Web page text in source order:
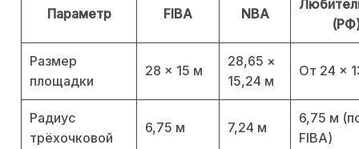
Параметр FIBA NBA
Размер
площадки
28 × 15 м
28,65 ×
15,24 м
От 24 ×
Радиус
трёхочковой
6,75 м 7,24 м
6,75 м
FIBA)